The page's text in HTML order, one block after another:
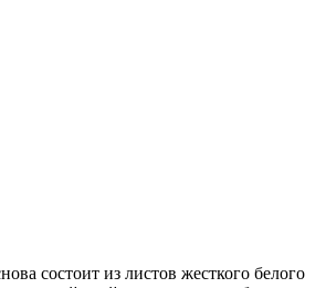
состоит из листов жесткого белого